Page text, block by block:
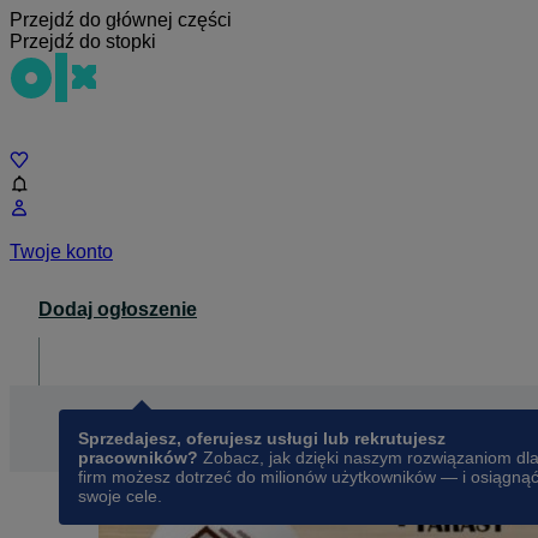
Przejdź do głównej części
Przejdź do stopki
Twoje konto
Dodaj ogłoszenie
Sprzedajesz, oferujesz usługi lub rekrutujesz
pracowników? Zobacz, jak dzięki naszym rozwiązaniom dla
firm możesz dotrzeć do milionów użytkowników — i osiągnąć
swoje cele.